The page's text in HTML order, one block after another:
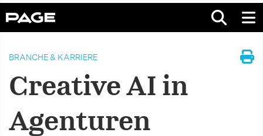
BRANCHE & KARRIERE
Creative AI in
Agenturen